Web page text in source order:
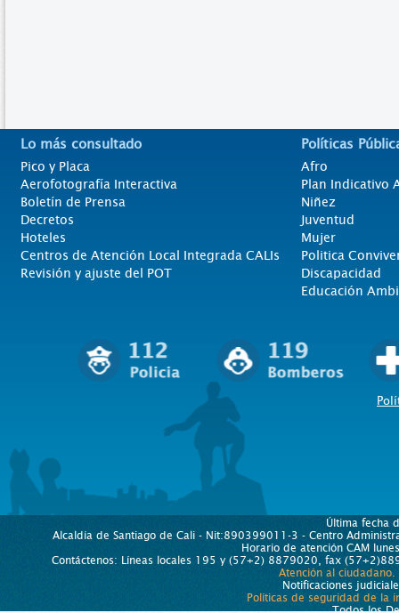
Lo más consultado
Pico y Placa
Aerofotografía Interactiva
Boletín de Prensa
Decretos
Hoteles
Centros de Atención Local Integrada CALIs
Revisión y ajuste del POT
Políticas
Afro
Plan Indicativo
Niñez
Juventud
Mujer
Politica
Discapacidad
Educación
Última fecha
Alcaldía de Santiago de Cali - Nit:890399011-3 - Centro
Horario de atención CAM
Contáctenos: Líneas locales 195 y (57+2) 8879020, fax
Atención al ciudadano.
Notificaciones
Políticas de seguridad de la
Todos los